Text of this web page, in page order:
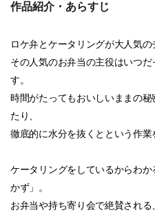
作品紹介・あらすじ
ロケ弁とケータリングが大人気の
その人気のお弁当の主役はいつ
す。
時間がたってもおいしいままの
たり、
徹底的に水分を抜くとという作業
ケータリングをしているからわ
かず」。
お弁当や持ち寄り会で絶賛され